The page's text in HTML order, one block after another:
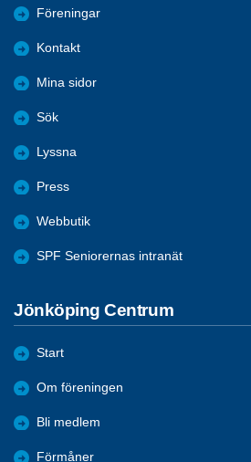
Föreningar
Kontakt
Mina sidor
Sök
Lyssna
Press
Webbutik
SPF Seniorernas intranät
Jönköping Centrum
Start
Om föreningen
Bli medlem
Förmåner